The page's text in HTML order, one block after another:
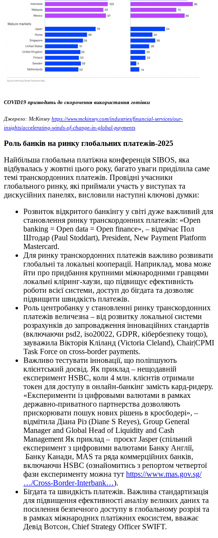
COVID19 призводить до скорочення використання готівки
Джерело: McKinsey https://www.mckinsey.com/industries/financial-services/our-
insights/accelerating-winds-of-change-in-global-payments
Роль банків на ринку глобальних платежів-2025
Найбільша глобальна платіжна конференція SIBOS, яка
відбувалась у жовтні цього року, багато уваги приділила саме
темі транскордонних платежів. Провідні учасники
глобального ринку, які приймали участь у виступах та
дискусійних панелях, висловили наступні ключові думки:
Розвиток відкритого банкінгу у світі дуже важливий для
становлення ринку транскордонних платежів: «Open
banking = Open data = Open finance», – відмічає Пол
Штодар (Paul Stoddart), President, New Payment Platform
Mastercard.
Для ринку транскордонних платежів важливо розвивати
глобальні та локальні кооперації. Наприклад, мова може
йти про придбання крупними міжнародними гравцями
локальні кліринг-хаузи, що підвищує ефективність
роботи всієї системи, доступ до бігдата та дозволяє
підвищити швидкість платежів.
Роль центробанку у становленні ринку транскордонних
платежів величезна – від розвитку локальної системи
розрахунків до запровадження інноваційних стандартів
(включаючи psd2, iso20022, GDPR, кібербезпеку тощо),
зауважила Вікторія Кліланд (Victoria Cleland), Chair|CPMI
Task Force on cross-border payments.
Важливо тестувати інновації, що поліпшують
клієнтський досвід. Як приклад – нещодавній
експеримент HSBC, коли 4 млн. клієнтів отримали
токен для доступу в онлайн-банкінг замість кард-ридеру.
«Експерименти із цифровыми валютами в рамках
державно-приватного партнерства дозволяють
прискорювати пошук нових рішень в кросбодері», –
відмітила Діана Різ (Diane S Reyes), Group General
Manager and Global Head of Liquidity and Cash
Management Як приклад – проєкт Jasper (спільний
експеримент з цифровими валютами Банку Англії,
Банку Канади, MAS та ряда коммерційних банків,
включаючи HSBC (ознайомитись з репортом четвертої
фази експерименту можна тут https://www.mas.gov.sg/
…/Cross-Border-Interbank…).
Бігдата та швидкість платежів. Важлива стандартизація
для підвищення ефективності аналізу великих даних та
посилення безпечного доступу в глобальному розрізі та
в рамках міжнародних платіжних екосистем, вважає
Девід Вотсон, Chief Strategy Officer SWIFT.